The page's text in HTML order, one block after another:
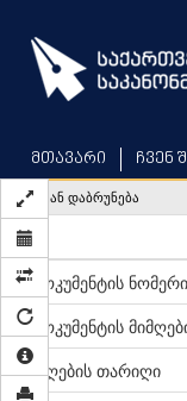
main
content
მთავარი ჩვენ
უკან დაბრუნება
დოკუმენტის ნომერი
დოკუმენტის
მიღების თარიღი